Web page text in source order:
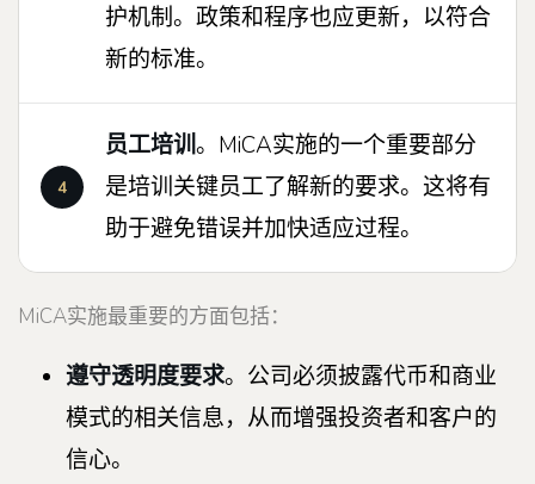
护机制。政策和程序也应更新，以符合
新的标准。
员工培训。MiCA实施的一个重要部分
是培训关键员工了解新的要求。这将有
助于避免错误并加快适应过程。
MiCA实施最重要的方面包括：
遵守透明度要求。公司必须披露代币和商业
模式的相关信息，从而增强投资者和客户的
信心。